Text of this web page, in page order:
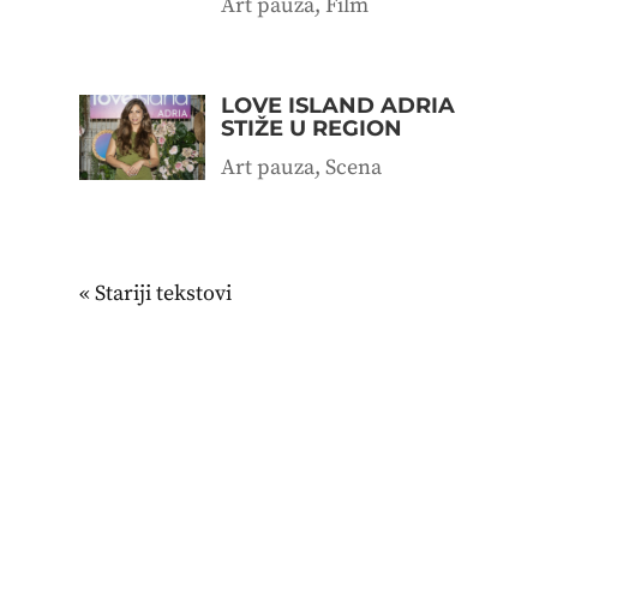
Art pauza, Film
LOVE ISLAND ADRIA
STIŽE U REGION
Art pauza, Scena
« Stariji unosi